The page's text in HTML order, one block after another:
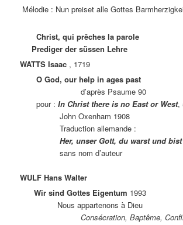
Mélodie : Nun preiset alle Gottes
Christ, qui prêches la parole
Prediger der süssen Lehre
WATTS Isaac , 1719
O God, our help in ages past
d’après Psaume 90
pour :In Christ there is no East or West,
John Oxenham 1908
Traduction allemande :
Her, unser Gott, du warst und bist
sans nom d’auteur
WULF Hans Walter
Wir sind Gottes Eigentum 1993
Nous appartenons à Dieu
Consécration, Baptême,